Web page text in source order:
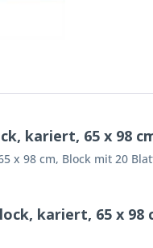
kariert, 65 x 98
x 98 cm, Block mit 20
kariert, 65 x 98